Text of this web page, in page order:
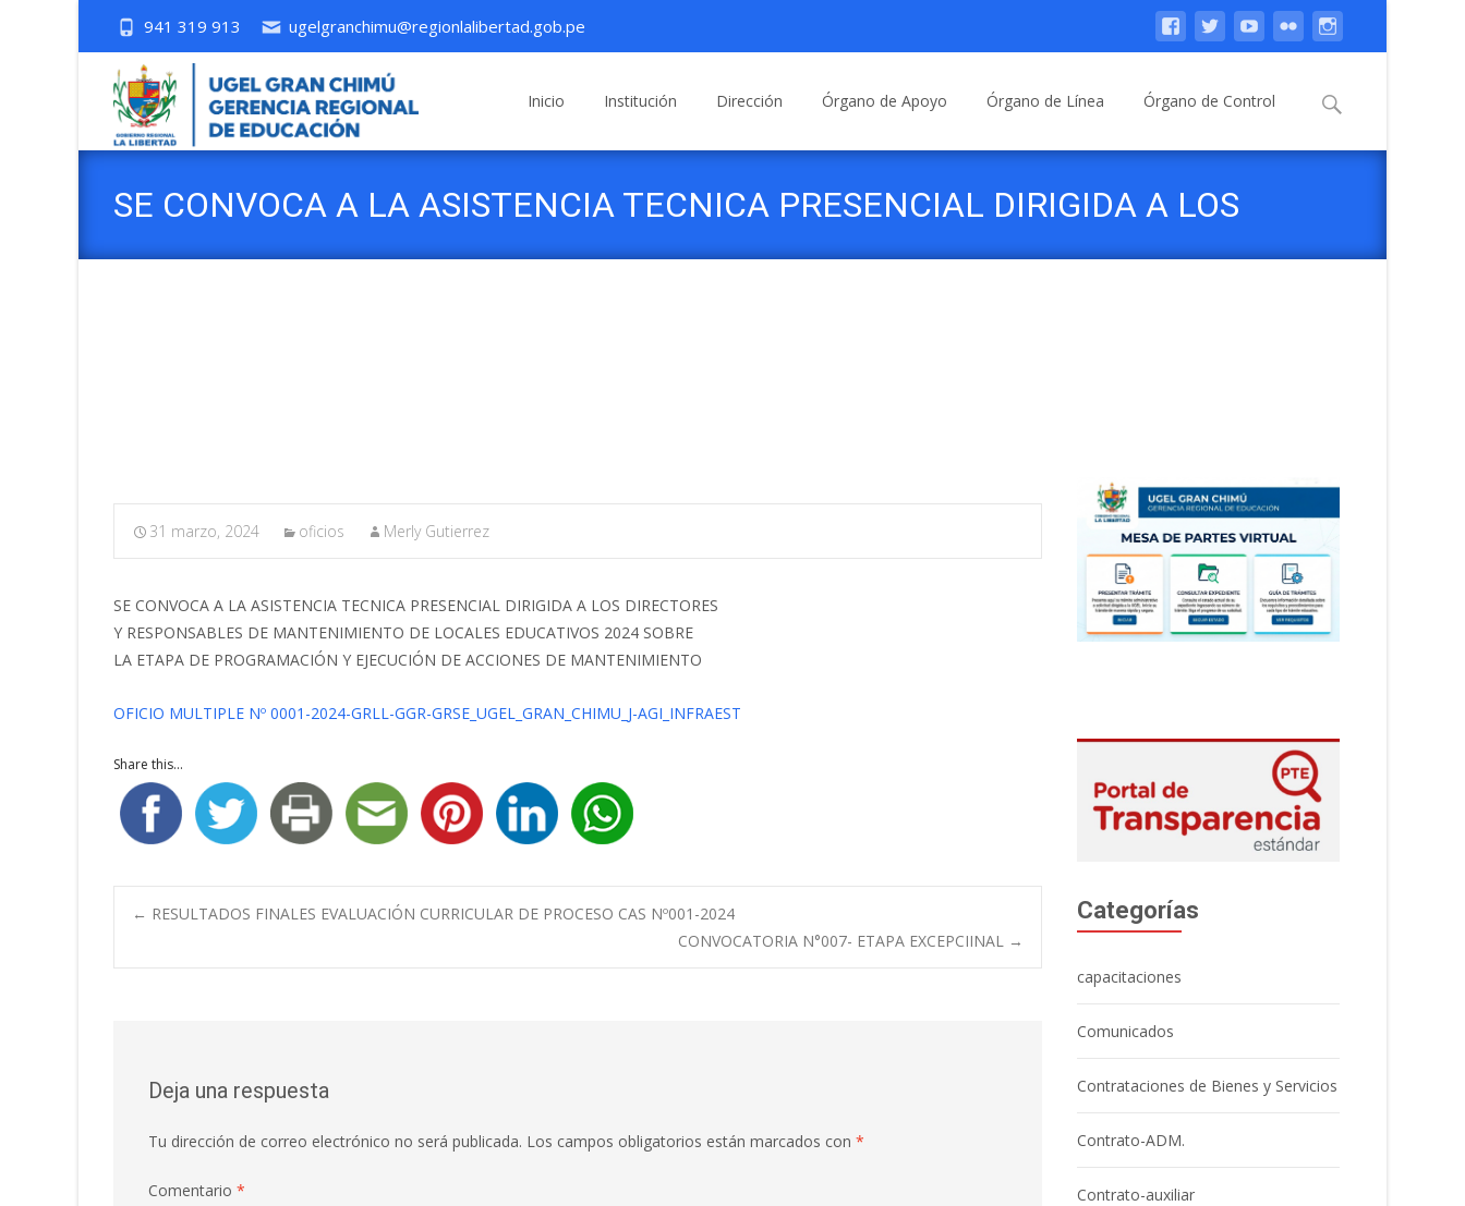
941 319 913 ugelgranchimu@regionlalibertad.gob.pe
Inicio Institución Dirección Órgano de Apoyo Órgano de Línea Órgano de Control Buscar:
SE CONVOCA A LA ASISTENCIA TECNICA PRESENCIAL DIRIGIDA A LOS
31 marzo, 2024 oficios Merly Gutierrez
SE CONVOCA A LA ASISTENCIA TECNICA PRESENCIAL DIRIGIDA A LOS DIRECTORES
Y RESPONSABLES DE MANTENIMIENTO DE LOCALES EDUCATIVOS 2024 SOBRE
LA ETAPA DE PROGRAMACIÓN Y EJECUCIÓN DE ACCIONES DE MANTENIMIENTO
OFICIO MULTIPLE Nº 0001-2024-GRLL-GGR-GRSE_UGEL_GRAN_CHIMU_J-AGI_INFRAEST
Share this...
Navegación
entradas
← RESULTADOS FINALES EVALUACIÓN CURRICULAR DE PROCESO CAS Nº001-2024
CONVOCATORIA N°007- ETAPA EXCEPCIINAL →
Deja una respuesta
Tu dirección de correo electrónico no será publicada. Los campos obligatorios están marcados con *
Comentario *
Categorías
capacitaciones
Comunicados
Contrataciones de Bienes y Servicios
Contrato-ADM.
Contrato-auxiliar